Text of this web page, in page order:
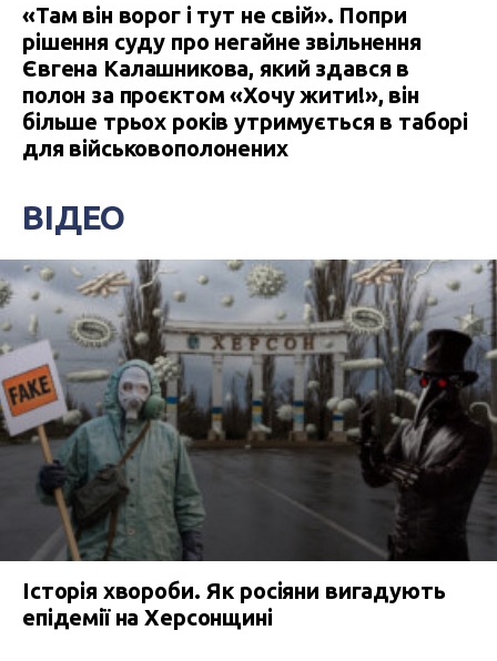
«Там він ворог і тут не свій». Попри
рішення суду про негайне звільнення
Євгена Калашникова, який здався в
полон за проєктом «Хочу жити!», він
більше трьох років утримується в таборі
для військовополонених
ВІДЕО
Історія хвороби. Як росіяни вигадують
епідемії на Херсонщині